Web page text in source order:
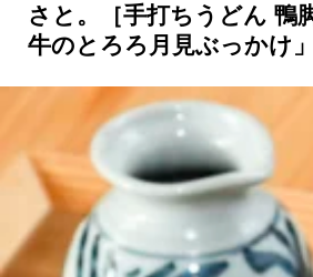
さと。［手打ちうどん 鴨
牛のとろろ月見ぶっかけ」